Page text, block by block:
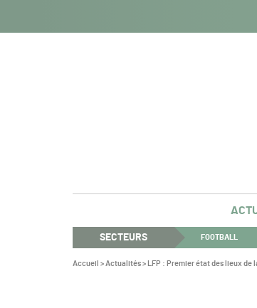
SECTEURS FOOTBALL
Vous
Accueil >Actualités> LFP : Premier état des lieux